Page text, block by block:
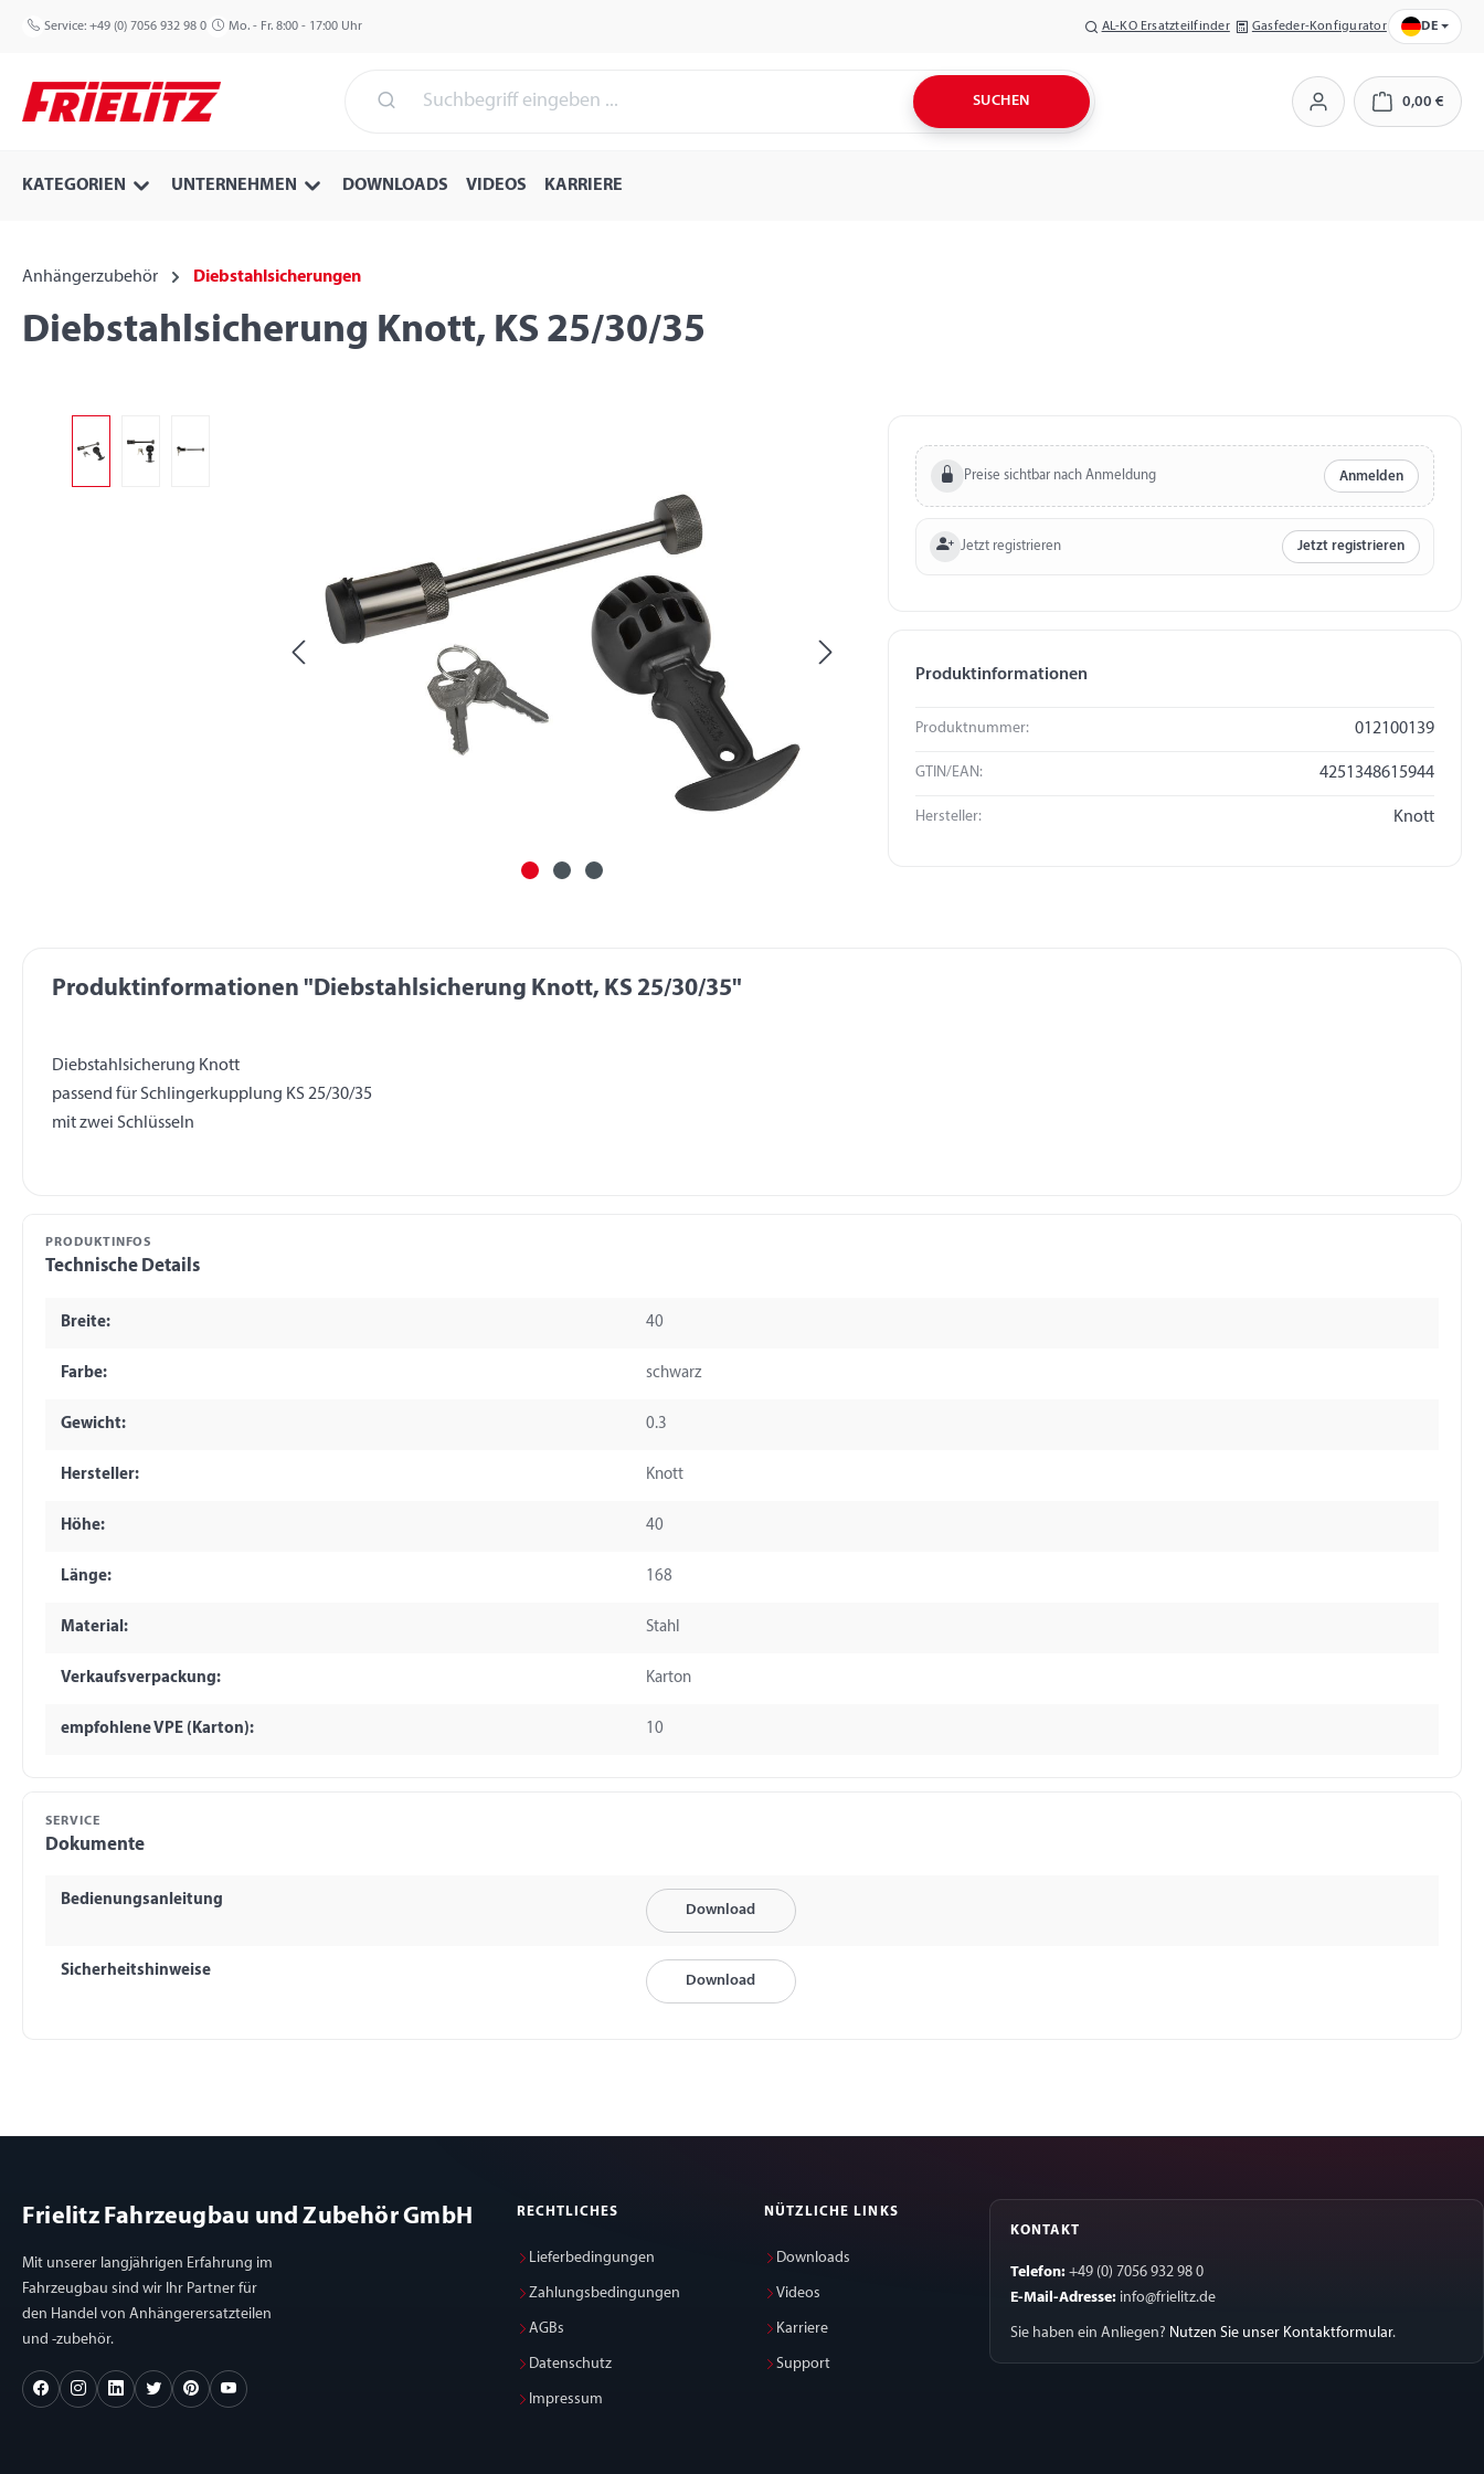
Hauptinhalt springen
Zur Suche springen
Zur Hauptnavigation springen
Service: +49 (0) 7056 932 98 0 Mo. - Fr. 8:00 - 17:00 Uhr AL-KO Ersatzteilfinder Gasfeder-Konfigurator DE
SUCHEN 0,00 €
KATEGORIEN UNTERNEHMEN DOWNLOADS VIDEOS KARRIERE
Anhängerzubehör Diebstahlsicherungen
Diebstahlsicherung Knott, KS 25/30/35
Preise sichtbar nach Anmeldung Anmelden
Jetzt registrieren Jetzt registrieren
Produktinformationen
Produktnummer: 012100139
GTIN/EAN: 4251348615944
Hersteller: Knott
Produktinformationen "Diebstahlsicherung Knott, KS 25/30/35"
Diebstahlsicherung Knott
passend für Schlingerkupplung KS 25/30/35
PRODUKTINFOS
Technische Details
Breite: 40
Farbe: schwarz
Gewicht: 0.3
Hersteller: Knott
Höhe: 40
Länge: 168
Material: Stahl
Verkaufsverpackung: Karton
empfohlene VPE (Karton): 10
SERVICE
Dokumente
Bedienungsanleitung
Download
Sicherheitshinweise
Download
Frielitz Fahrzeugbau und Zubehör GmbH
Mit unserer langjährigen Erfahrung im
Fahrzeugbau sind wir Ihr Partner für
den Handel von Anhängerersatzteilen
und -zubehör.
RECHTLICHES
Lieferbedingungen
Zahlungsbedingungen
AGBs
Datenschutz
Impressum
NÜTZLICHE LINKS
Downloads
Videos
Karriere
Support
KONTAKT
Telefon: +49 (0) 7056 932 98 0
E-Mail-Adresse: info@frielitz.de
Sie haben ein Anliegen? Nutzen Sie unser Kontaktformular.